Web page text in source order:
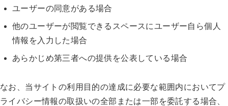
ユーザーの同意がある場合
他のユーザーが閲覧できるスペースにユーザー自ら個人
情報を入力した場合
あらかじめ第三者への提供を公表している場合
なお、当サイトの利用目的の達成に必要な範囲内においてプ
ライバシー情報の取扱いの全部または一部を委託する場合、